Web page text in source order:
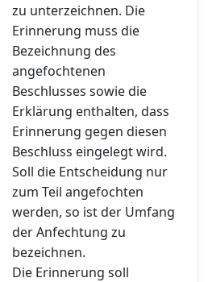
zu unterzeichnen. Die
Erinnerung muss die
Bezeichnung des
angefochtenen
Beschlusses sowie die
Erklärung enthalten, dass
Erinnerung gegen diesen
Beschluss eingelegt wird.
Soll die Entscheidung nur
zum Teil angefochten
werden, so ist der Umfang
der Anfechtung zu
bezeichnen.
Die Erinnerung soll